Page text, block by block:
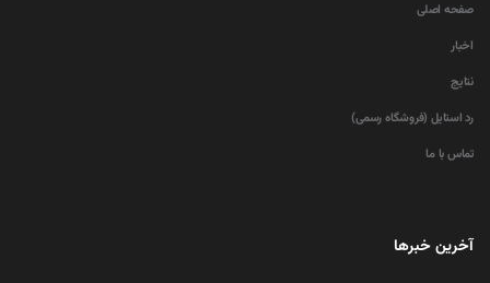
صفحه اصلی
اخبار
نتایج
رد استایل (فروشگاه رسمی)
تماس با ما
آخرین خبرها